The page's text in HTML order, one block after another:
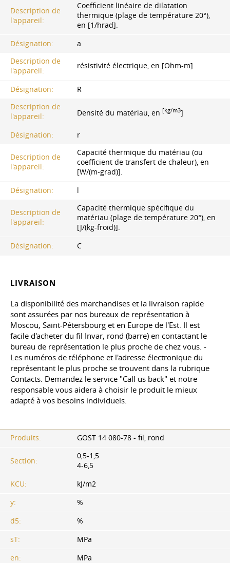
Description de
l'appareil:
Coefficient linéaire de dilatation
thermique (plage de température 20°),
en [1/hrad].
Désignation:
a
Description de
l'appareil:
résistivité électrique, en [Ohm-m]
Désignation:
R
Description de
l'appareil:
Densité du matériau, en [kg/m3]
Désignation: r
Description de
l'appareil:
Capacité thermique du matériau (ou
coefficient de transfert de chaleur), en
[W/(m-grad)].
Désignation:
l
Description de
l'appareil:
Capacité thermique spécifique du
matériau (plage de température 20°), en
[J/(kg-froid)].
Désignation:
C
LIVRAISON
La disponibilité des marchandises et la livraison rapide
sont assurées par nos bureaux de représentation à
Moscou, Saint-Pétersbourg et en Europe de l'Est. Il est
facile d'acheter du fil Invar, rond (barre) en contactant le
bureau de représentation le plus proche de chez vous. -
Les numéros de téléphone et l'adresse électronique du
représentant le plus proche se trouvent dans la rubrique
Contacts. Demandez le service "Call us back" et notre
responsable vous aidera à choisir le produit le mieux
adapté à vos besoins individuels.
Produits: GOST 14 080-78 - fil, rond
Section:
0,5-1,5
4-6,5
KCU:
kJ/m2
y:
%
d5:
%
sT:
MPa
en:
MPa